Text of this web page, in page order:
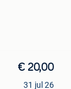
€ 20,00
31 jul 26